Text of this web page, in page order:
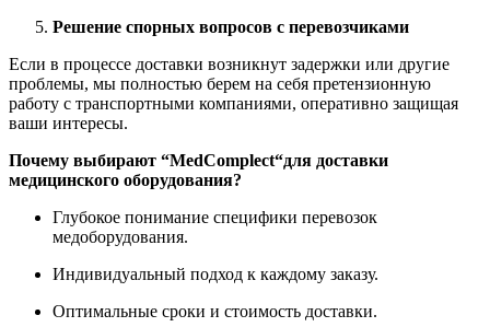
Решение спорных вопросов с перевозчиками
Если в процессе доставки возникнут задержки или другие
проблемы, мы полностью берем на себя претензионную
работу с транспортными компаниями, оперативно защищая
ваши интересы.
Почему выбирают “MedComplect“для доставки
медицинского оборудования?
Глубокое понимание специфики перевозок
медоборудования.
Индивидуальный подход к каждому заказу.
Оптимальные сроки и стоимость доставки.